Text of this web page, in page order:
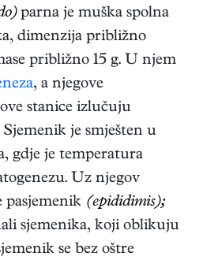
parna je muška spolna
dimenzija približno
približno 15 g. U njem
, a njegove
stanice izlučuju
Sjemenik je smješten u
gdje je temperatura
Uz njegov
pasjemenik (epididimis);
sjemenika, koji oblikuju
se bez oštre